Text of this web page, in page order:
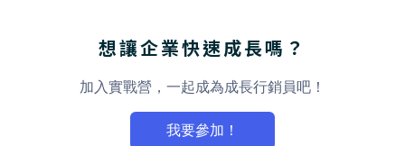
想讓企業快速成長嗎？
加入實戰營，一起成為成長行銷員吧！
我要參加！